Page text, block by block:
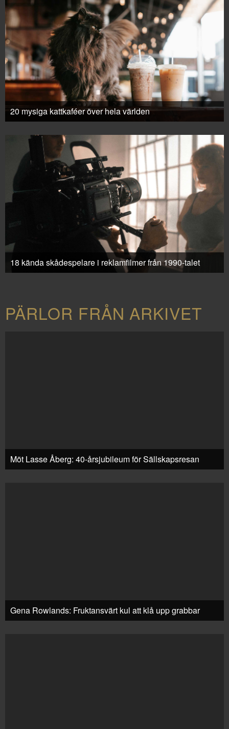
20 mysiga kattkaféer över hela världen
18 kända skådespelare i reklamfilmer från 1990-talet
PÄRLOR FRÅN ARKIVET
Möt Lasse Åberg: 40-årsjubileum för Sällskapsresan
Gena Rowlands: Fruktansvärt kul att klå upp grabbar